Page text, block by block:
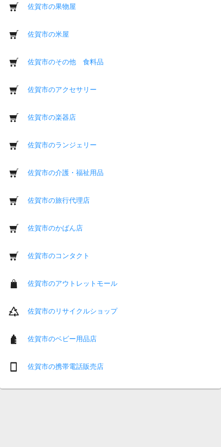
佐賀市の果物屋
佐賀市の米屋
佐賀市のその他 食料品
佐賀市のアクセサリー
佐賀市の楽器店
佐賀市のランジェリー
佐賀市の介護・福祉用品
佐賀市の旅行代理店
佐賀市のかばん店
佐賀市のコンタクト
佐賀市のアウトレットモール
佐賀市のリサイクルショップ
佐賀市のベビー用品店
佐賀市の携帯電話販売店